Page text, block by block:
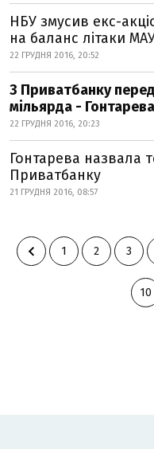
НБУ змусив екс-
на баланс літаки
22 ГРУДНЯ 2016, 20:52
З Приватбанку
мільярда - Гонтарева
22 ГРУДНЯ 2016, 20:23
Гонтарева назвала
Приватбанку
21 ГРУДНЯ 2016, 08:57
1 2 3
10